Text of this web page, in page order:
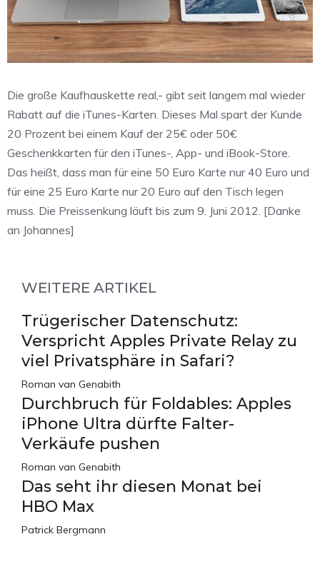
Die große Kaufhauskette real,- gibt seit langem mal wieder
Rabatt auf die iTunes-Karten. Dieses Mal spart der Kunde
20 Prozent bei einem Kauf der 25€ oder 50€
Geschenkkarten für den iTunes-, App- und iBook-Store.
Das heißt, dass man für eine 50 Euro Karte nur 40 Euro und
für eine 25 Euro Karte nur 20 Euro auf den Tisch legen
muss. Die Preissenkung läuft bis zum 9. Juni 2012. [Danke
an Johannes]
WEITERE ARTIKEL
Trügerischer Datenschutz:
Verspricht Apples Private Relay zu
viel Privatsphäre in Safari?
Roman van Genabith
Durchbruch für Foldables: Apples
iPhone Ultra dürfte Falter-
Verkäufe pushen
Roman van Genabith
Das seht ihr diesen Monat bei
HBO Max
Patrick Bergmann